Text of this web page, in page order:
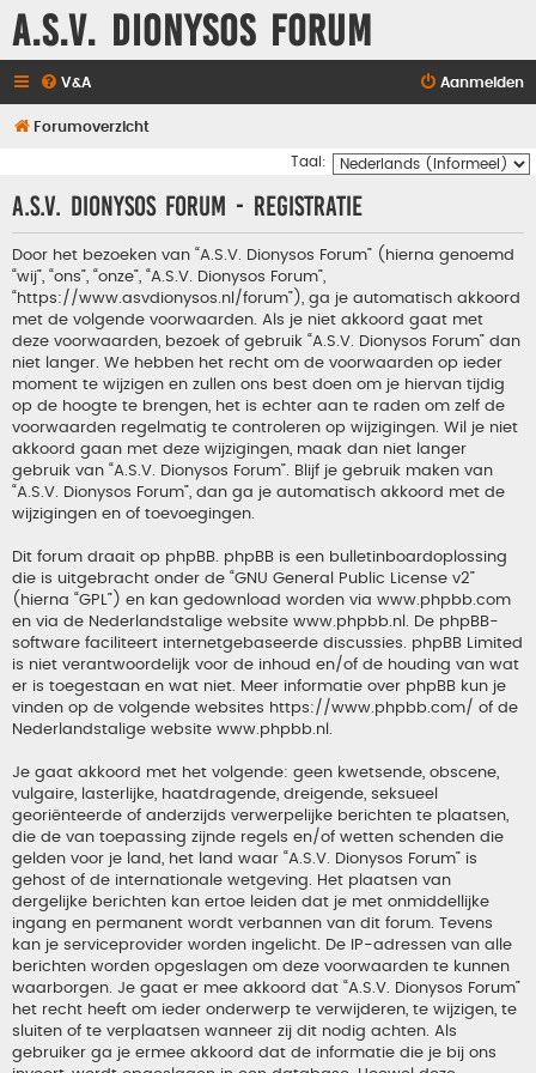
A.S.V. Dionysos Forum
V&A Aanmelden
Forumoverzicht
Taal:
A.S.V. Dionysos Forum - Registratie
Door het bezoeken van “A.S.V. Dionysos Forum” (hierna genoemd
“wij”, “ons”, “onze”, “A.S.V. Dionysos Forum”,
“https://www.asvdionysos.nl/forum”), ga je automatisch akkoord
met de volgende voorwaarden. Als je niet akkoord gaat met
deze voorwaarden, bezoek of gebruik “A.S.V. Dionysos Forum” dan
niet langer. We hebben het recht om de voorwaarden op ieder
moment te wijzigen en zullen ons best doen om je hiervan tijdig
op de hoogte te brengen, het is echter aan te raden om zelf de
voorwaarden regelmatig te controleren op wijzigingen. Wil je niet
akkoord gaan met deze wijzigingen, maak dan niet langer
gebruik van “A.S.V. Dionysos Forum”. Blijf je gebruik maken van
“A.S.V. Dionysos Forum”, dan ga je automatisch akkoord met de
wijzigingen en of toevoegingen.
Dit forum draait op phpBB. phpBB is een bulletinboardoplossing
die is uitgebracht onder de “GNU General Public License v2”
(hierna “GPL”) en kan gedownload worden via www.phpbb.com
en via de Nederlandstalige website www.phpbb.nl . De phpBB-
software faciliteert internetgebaseerde discussies. phpBB Limited
is niet verantwoordelijk voor de inhoud en/of de houding van wat
er is toegestaan en wat niet. Meer informatie over phpBB kun je
vinden op de volgende websites https://www.phpbb.com/ of de
Nederlandstalige website www.phpbb.nl
Je gaat akkoord met het volgende: geen kwetsende, obscene,
vulgaire, lasterlijke, haatdragende, dreigende, seksueel
georiënteerde of anderzijds verwerpelijke berichten te plaatsen,
die de van toepassing zijnde regels en/of wetten schenden die
gelden voor je land, het land waar “A.S.V. Dionysos Forum” is
gehost of de internationale wetgeving. Het plaatsen van
dergelijke berichten kan ertoe leiden dat je met onmiddellijke
ingang en permanent wordt verbannen van dit forum. Tevens
kan je serviceprovider worden ingelicht. De IP-adressen van alle
berichten worden opgeslagen om deze voorwaarden te kunnen
waarborgen. Je gaat er mee akkoord dat “A.S.V. Dionysos Forum”
het recht heeft om ieder onderwerp te verwijderen, te wijzigen, te
sluiten of te verplaatsen wanneer zij dit nodig achten. Als
gebruiker ga je ermee akkoord dat de informatie die je bij ons